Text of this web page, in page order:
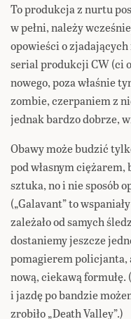
To produkcja z nurtu
w pełni, należy
opowieści o
serial produkcji CW (ci
nowego, poza właśnie
zombie, czerpaniem z
jednak bardzo dobrze,
Obawy może budzić
pod własnym
sztuka, no i nie sposób
(„Galavant” to
zależało od samych
dostaniemy jeszcze
pomagierem policjanta,
nową, ciekawą
i jazdę po bandzie
zrobiło „Death Valley”.)